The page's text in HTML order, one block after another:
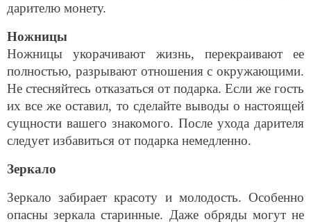
дарителю монету.
Ножницы
Ножницы укорачивают жизнь, перекраивают ее
полностью, разрывают отношения с окружающими.
Не стесняйтесь отказаться от подарка. Если же гость
их все же оставил, то сделайте выводы о настоящей
сущности вашего знакомого. После ухода дарителя
следует избавиться от подарка немедленно.
Зеркало
Зеркало забирает красоту и молодость. Особенно
опасны зеркала старинные. Даже обряды могут не